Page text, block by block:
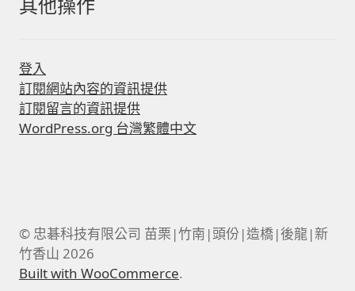
登入
訂閱網站內容的資訊提供
訂閱留言的資訊提供
WordPress.org 台灣繁體中文
© 忠碁科技有限公司 苗栗|竹南|頭份|造橋|後龍|新
竹香山 2026
Built with WooCommerce.